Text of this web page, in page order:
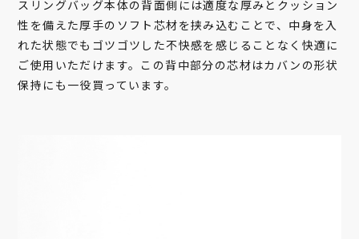
スリングバッグ本体の背面側には適度な厚みとクッション
性を備えた厚手のソフト芯材を挟み込むことで、中身を入
れた状態でもゴツゴツした不快感を感じることなく快適に
ご使用いただけます。この背中部分の芯材はカバンの形状
保持にも一役買っています。